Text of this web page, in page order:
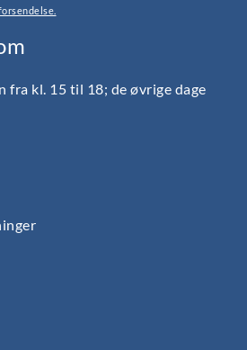
fra kl. 15 til 18; de øvrige dage